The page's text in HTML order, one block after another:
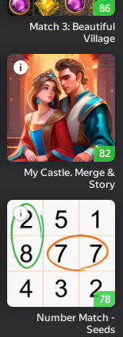
86
Match 3: Beautiful
Village
82
My Castle. Merge &
Story
78
Number Match -
Seeds